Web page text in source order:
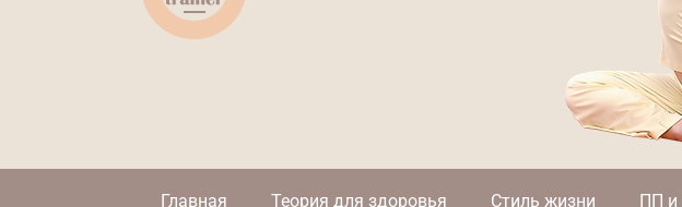
Главная Теория для здоровья Стиль жизни ПП и